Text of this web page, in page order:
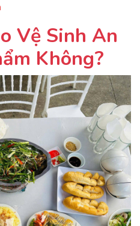
Vệ Sinh An
Không?